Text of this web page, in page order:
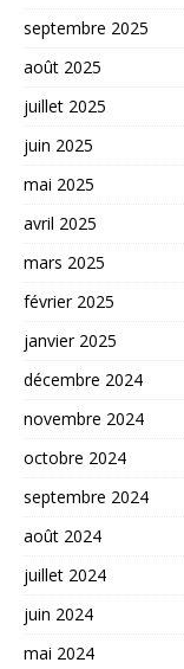
septembre 2025
août 2025
juillet 2025
juin 2025
mai 2025
avril 2025
mars 2025
février 2025
janvier 2025
décembre 2024
novembre 2024
octobre 2024
septembre 2024
août 2024
juillet 2024
juin 2024
mai 2024